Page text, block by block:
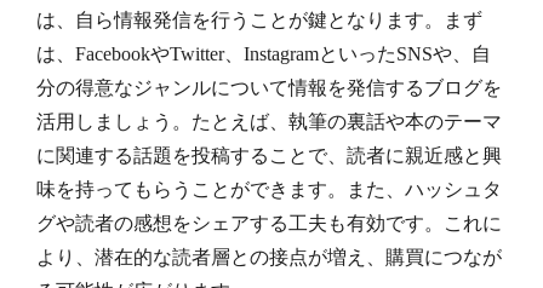
は、自ら情報発信を行うことが鍵となります。まず
は、FacebookやTwitter、InstagramといったSNSや、自
分の得意なジャンルについて情報を発信するブログを
活用しましょう。たとえば、執筆の裏話や本のテーマ
に関連する話題を投稿することで、読者に親近感と興
味を持ってもらうことができます。また、ハッシュタ
グや読者の感想をシェアする工夫も有効です。これに
より、潜在的な読者層との接点が増え、購買につなが